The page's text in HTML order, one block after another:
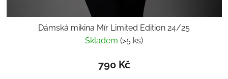
Dámská mikina Mír Limited Edition 24/25
Skladem (>5 ks)
790 Kč